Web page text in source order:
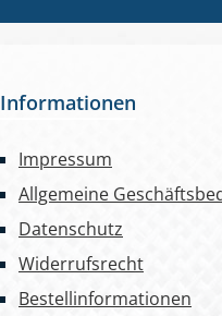
Informationen
Impressum
Allgemeine
Datenschutz
Widerrufsrecht
Bestellinformationen